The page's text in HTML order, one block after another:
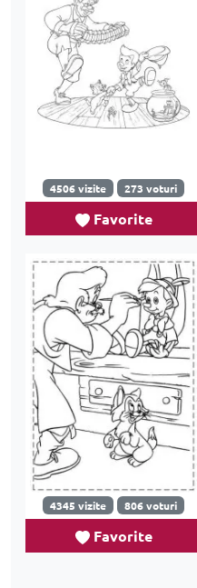
4506 vizite 273 voturi
Favorite
4345 vizite 806 voturi
Favorite